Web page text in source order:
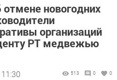
новогодних
организаций
РТ медвежью
513 0 0